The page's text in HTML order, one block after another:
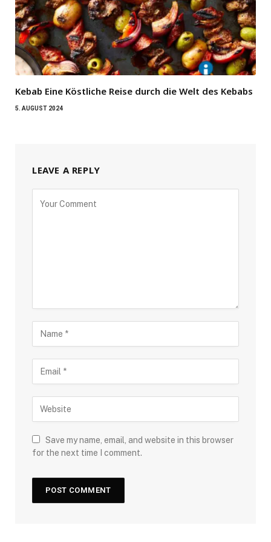
Kebab Eine Köstliche Reise durch die Welt des Kebabs
5. AUGUST 2024
LEAVE A REPLY
Save my name, email, and website in this browser
for the next time I comment.